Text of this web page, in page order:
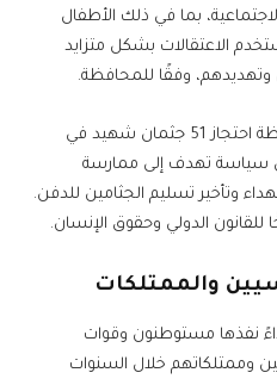
بما في ذلك الأطفال
الاعتقالات بشكل متزايد
وفقًا للمحافظة.
بالإضافة إلى ذلك، رصدت المحافظة احتجاز 51 جثمان شهيد في
سياسة تهدف إلى ممارسة
وتأخير تسليم الجثامين للدفن.
للقانون الدولي وحقوق الإنسان.
والممتلكات
القدس 1467 اعتداءً نفذها مستوطنون وقوات
وممتلكاتهم خلال السنوات